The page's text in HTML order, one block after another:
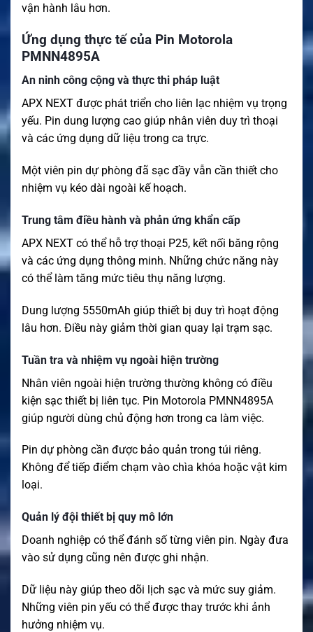
vận hành lâu hơn.
Ứng dụng thực tế của Pin Motorola
PMNN4895A
An ninh công cộng và thực thi pháp luật
APX NEXT được phát triển cho liên lạc nhiệm vụ trọng
yếu. Pin dung lượng cao giúp nhân viên duy trì thoại
và các ứng dụng dữ liệu trong ca trực.
Một viên pin dự phòng đã sạc đầy vẫn cần thiết cho
nhiệm vụ kéo dài ngoài kế hoạch.
Trung tâm điều hành và phản ứng khẩn cấp
APX NEXT có thể hỗ trợ thoại P25, kết nối băng rộng
và các ứng dụng thông minh. Những chức năng này
có thể làm tăng mức tiêu thụ năng lượng.
Dung lượng 5550mAh giúp thiết bị duy trì hoạt động
lâu hơn. Điều này giảm thời gian quay lại trạm sạc.
Tuần tra và nhiệm vụ ngoài hiện trường
Nhân viên ngoài hiện trường thường không có điều
kiện sạc thiết bị liên tục. Pin Motorola PMNN4895A
giúp người dùng chủ động hơn trong ca làm việc.
Pin dự phòng cần được bảo quản trong túi riêng.
Không để tiếp điểm chạm vào chìa khóa hoặc vật kim
loại.
Quản lý đội thiết bị quy mô lớn
Doanh nghiệp có thể đánh số từng viên pin. Ngày đưa
vào sử dụng cũng nên được ghi nhận.
Dữ liệu này giúp theo dõi lịch sạc và mức suy giảm.
Những viên pin yếu có thể được thay trước khi ảnh
hưởng nhiệm vụ.